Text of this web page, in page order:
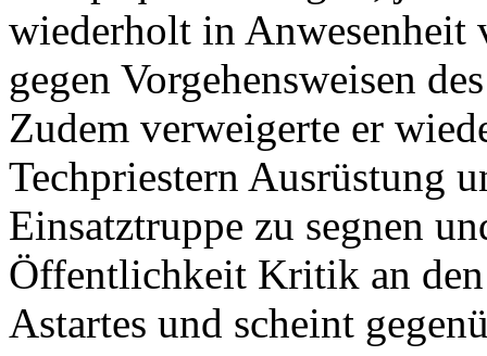
wiederholt in
gegen Vorgehensweisen
Zudem verweigerte er
Techpriestern Ausrüstung
Einsatztruppe zu segnen
Öffentlichkeit Kritik an
Astartes und scheint